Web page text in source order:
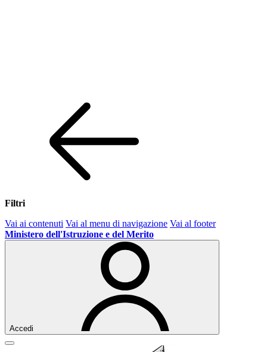
Filtri
Vai ai contenuti Vai al menu di navigazione Vai al footer
Ministero dell'Istruzione e del Merito
Accedi